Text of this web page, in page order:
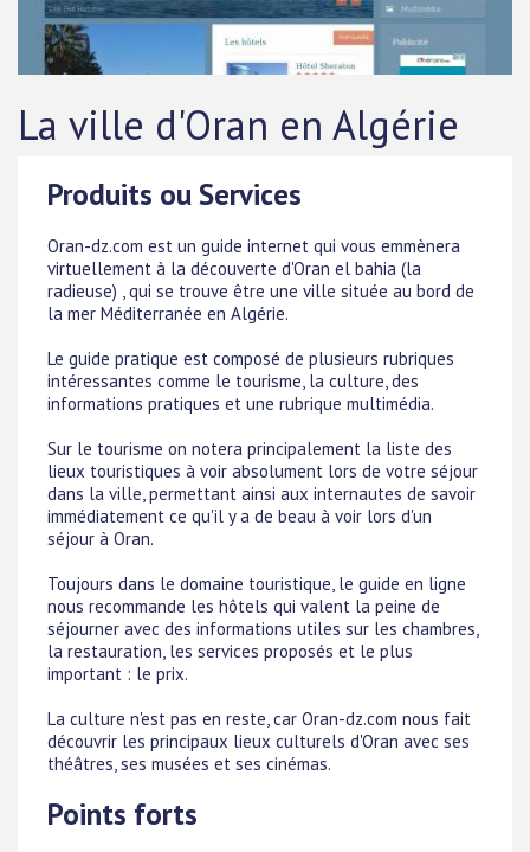
La ville d'Oran en Algérie
Produits ou Services
Oran-dz.com est un guide internet qui vous emmènera
virtuellement à la découverte d'Oran el bahia (la
radieuse) , qui se trouve être une ville située au bord de
la mer Méditerranée en Algérie.
Le guide pratique est composé de plusieurs rubriques
intéressantes comme le tourisme, la culture, des
informations pratiques et une rubrique multimédia.
Sur le tourisme on notera principalement la liste des
lieux touristiques à voir absolument lors de votre séjour
dans la ville, permettant ainsi aux internautes de savoir
immédiatement ce qu'il y a de beau à voir lors d'un
séjour à Oran.
Toujours dans le domaine touristique, le guide en ligne
nous recommande les hôtels qui valent la peine de
séjourner avec des informations utiles sur les chambres,
la restauration, les services proposés et le plus
important : le prix.
La culture n'est pas en reste, car Oran-dz.com nous fait
découvrir les principaux lieux culturels d'Oran avec ses
théâtres, ses musées et ses cinémas.
Points forts